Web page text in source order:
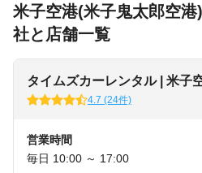
米子空港(米子鬼太郎空
社と店舗一覧
タイムズカーレンタル | 米子
4.7 (24件)
営業時間
毎日 10:00 ～ 17:00